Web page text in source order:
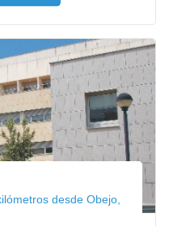
desde Obejo,